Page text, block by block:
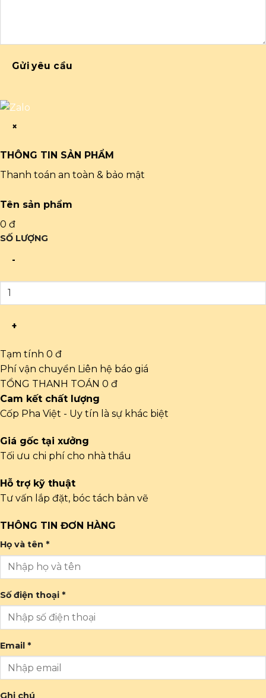
Gửi yêu cầu
×
THÔNG TIN SẢN PHẨM
Thanh toán an toàn & bảo mật
Tên sản phẩm
0 đ
SỐ LƯỢNG
-
+
Tạm tính 0 đ
Phí vận chuyển Liên hệ báo giá
TỔNG THANH TOÁN 0 đ
Cam kết chất lượng
Cốp Pha Việt - Uy tín là sự khác biệt
Giá gốc tại xưởng
Tối ưu chi phí cho nhà thầu
Hỗ trợ kỹ thuật
Tư vấn lắp đặt, bóc tách bản vẽ
THÔNG TIN ĐƠN HÀNG
Họ và tên *
Số điện thoại *
Email *